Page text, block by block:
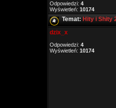
Odpowiedzi: 4
Wyświetleń: 10174
Temat: Hity i Shity
dzix_x
Odpowiedzi: 4
Wyświetleń: 10174